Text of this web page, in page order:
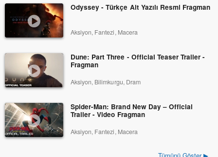
Odyssey - Türkçe Alt Yazılı Resmi Fragman
Aksiyon, Fantezi, Macera
Dune: Part Three - Official Teaser Trailer -
Fragman
Aksiyon, Bilimkurgu, Dram
Spider-Man: Brand New Day – Official
Trailer - Video Fragman
Aksiyon, Fantezi, Macera